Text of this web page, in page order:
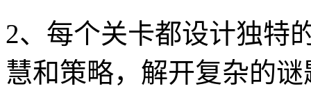
2、每个关卡都设计独特
慧和策略，解开复杂的谜